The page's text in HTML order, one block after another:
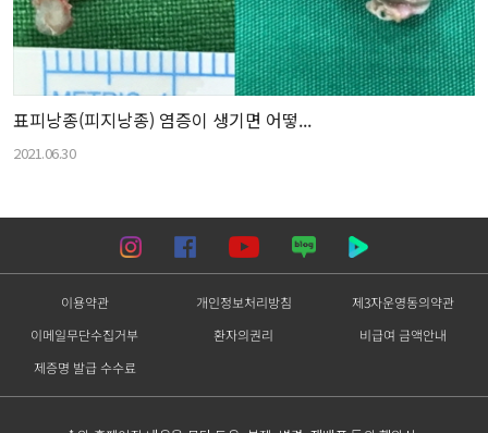
표피낭종(피지낭종) 염증이 생기면 어떻...
2021.06.30
이용약관 개인정보처리방침
제3자운영동의약관
이메일무단수집거부
환자의권리
비급여 금액안내
제증명 발급 수수료